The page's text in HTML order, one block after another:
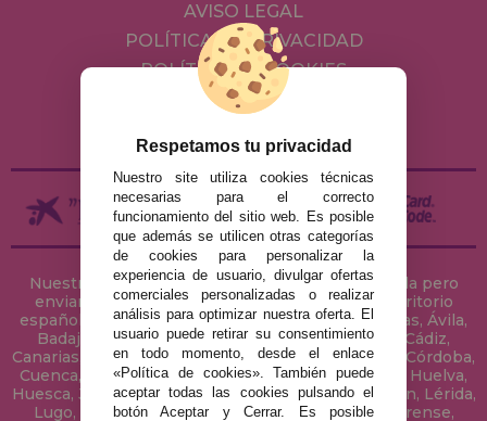
AVISO LEGAL
POLÍTICA DE PRIVACIDAD
POLÍTICA DE COOKIES
ENVÍOS Y DEVOLUCIONES
Nuestra tienda de puzzles está ubicada en Sevilla pero
enviamos tus puzzles a cualquier ciudad del territorio
español: Álava, Albacete, Alicante, Almería, Asturias, Ávila,
Badajoz, Baleares, Barcelona, Burgos, Cáceres, Cádiz,
Canarias, Cantabria, Castellón, Ceuta, Ciudad Real, Córdoba,
Cuenca, Gerona, Granada, Guadalajara, Guipúzcoa, Huelva,
Huesca, Jaén, La Coruña, La Rioja, Las Palmas, Leon, Lérida,
Lugo, Madrid, Málaga, Melilla, Murcia, Navarra, Orense,
Respetamos tu privacidad
Nuestro site utiliza cookies técnicas
necesarias para el correcto
funcionamiento del sitio web. Es posible
que además se utilicen otras categorías
de cookies para personalizar la
experiencia de usuario, divulgar ofertas
comerciales personalizadas o realizar
análisis para optimizar nuestra oferta. El
usuario puede retirar su consentimiento
en todo momento, desde el enlace
«Política de cookies». También puede
aceptar todas las cookies pulsando el
botón Aceptar y Cerrar. Es posible